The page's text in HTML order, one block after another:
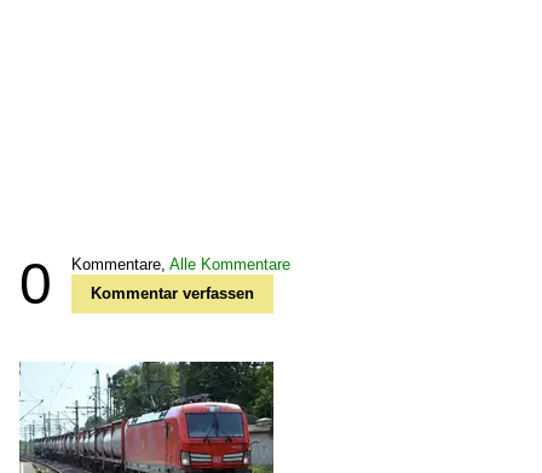
0 Kommentare, Alle Kommentare
Kommentar verfassen